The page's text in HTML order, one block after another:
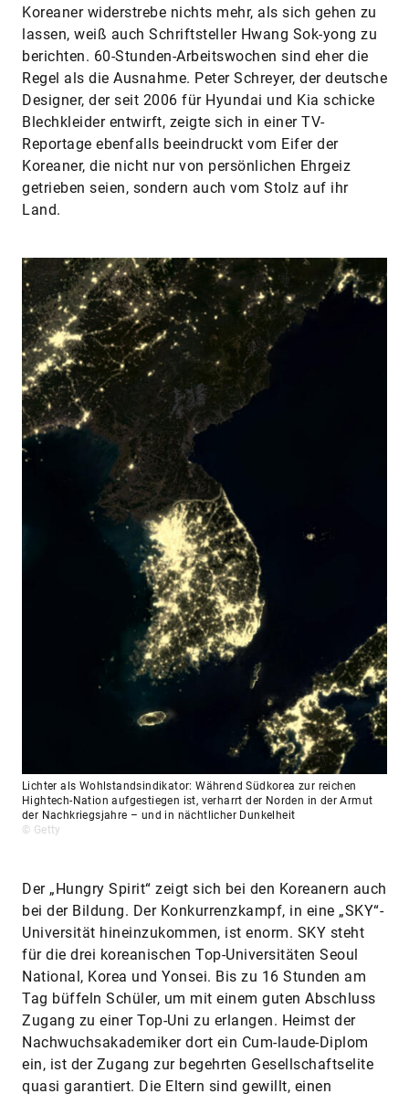
Koreaner widerstrebe nichts mehr, als sich gehen zu
lassen, weiß auch Schriftsteller Hwang Sok-yong zu
berichten. 60-Stunden-Arbeitswochen sind eher die
Regel als die Ausnahme. Peter Schreyer, der deutsche
Designer, der seit 2006 für Hyundai und Kia schicke
Blechkleider entwirft, zeigte sich in einer TV-
Reportage ebenfalls beeindruckt vom Eifer der
Koreaner, die nicht nur von persönlichen Ehrgeiz
getrieben seien, sondern auch vom Stolz auf ihr
Land.
Lichter als Wohlstandsindikator: Während Südkorea zur reichen
Hightech-Nation aufgestiegen ist, verharrt der Norden in der Armut
der Nachkriegsjahre – und in nächtlicher Dunkelheit
© Getty
Der „Hungry Spirit“ zeigt sich bei den Koreanern auch
bei der Bildung. Der Konkurrenzkampf, in eine „SKY“-
Universität hineinzukommen, ist enorm. SKY steht
für die drei koreanischen Top-Universitäten Seoul
Natio­nal, Korea und Yonsei. Bis zu 16 Stunden am
Tag büffeln Schüler, um mit einem guten Abschluss
Zugang zu einer Top-Uni zu erlangen. Heimst der
Nachwuchsakademiker dort ein Cum-laude-Diplom
ein, ist der Zugang zur begehrten Gesellschaftselite
quasi garantiert. Die Eltern sind gewillt, einen